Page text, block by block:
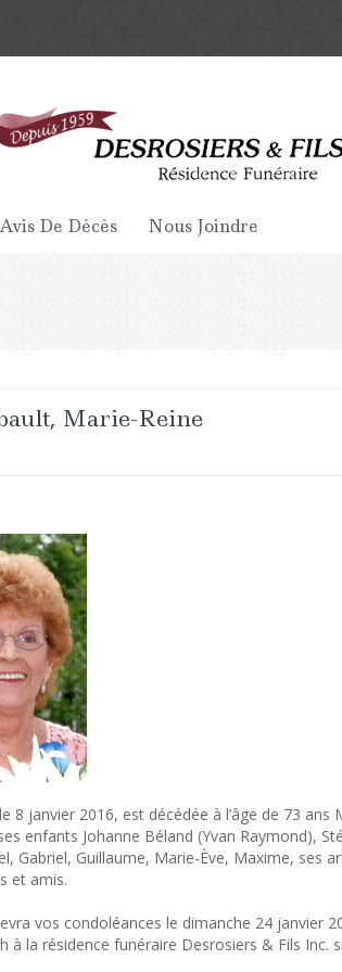
Avis De Décès Nous Joindre
Marie-Reine
8 janvier 2016, est décédée à l’âge de 73
enfants Johanne Béland (Yvan Raymond),
Gabriel, Guillaume, Marie-Ève, Maxime, ses
et amis.
vos condoléances le dimanche 24 janvier
à la résidence funéraire Desrosiers & Fils Inc.